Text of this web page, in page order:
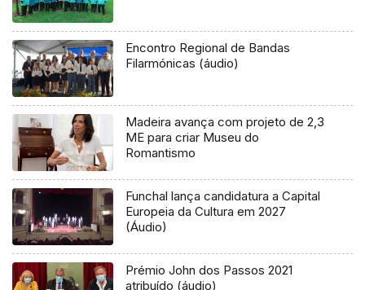
Encontro Regional de Bandas
Filarmónicas (áudio)
Madeira avança com projeto de 2,3
ME para criar Museu do
Romantismo
Funchal lança candidatura a Capital
Europeia da Cultura em 2027
(Áudio)
Prémio John dos Passos 2021
atribuído (áudio)